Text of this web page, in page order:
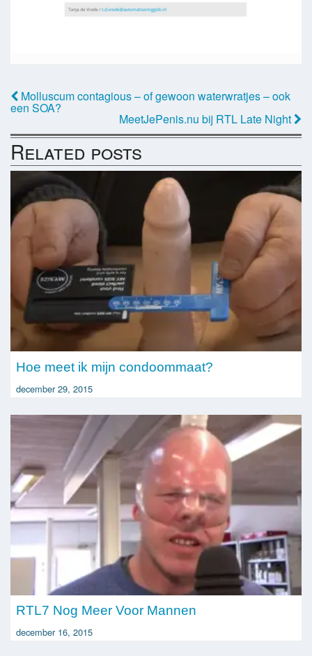
Molluscum contagious – of gewoon waterwratjes – ook
een SOA?
MeetJePenis.nu bij RTL Late Night
Related posts
Hoe meet ik mijn condoommaat?
december 29, 2015
RTL7 Nog Meer Voor Mannen
december 16, 2015